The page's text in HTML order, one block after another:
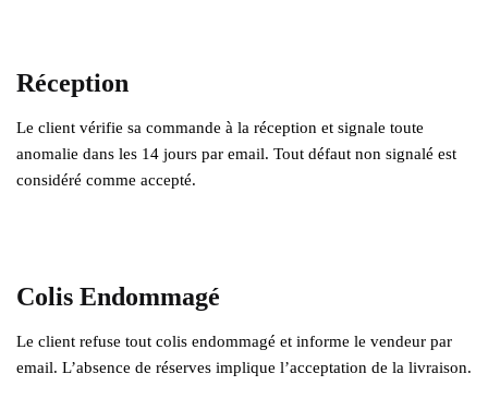
Réception
Le client vérifie sa commande à la réception et signale toute
anomalie dans les 14 jours par email. Tout défaut non signalé est
considéré comme accepté.
Colis Endommagé
Le client refuse tout colis endommagé et informe le vendeur par
email. L’absence de réserves implique l’acceptation de la livraison.